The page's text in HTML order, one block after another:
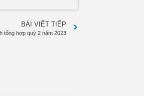
BÀI VIẾT TIẾP
tổng hợp quý 2 năm 2023